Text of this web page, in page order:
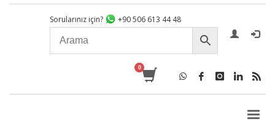
Sorularınız için? +90 506 613 44 48